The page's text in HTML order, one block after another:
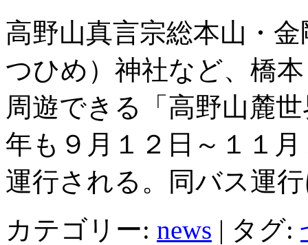
高野山真言宗総本山・
つひめ）神社など、橋
周遊できる「高野山麓
年も９月１２日～１１
運行される。同バス運
カテゴリー: news | タグ: